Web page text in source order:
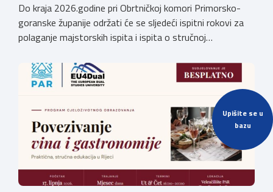
Upišite se u
bazu
Do kraja 2026.godine pri Obrtničkoj komori Primorsko-
goranske županije održati će se sljedeći ispitni rokovi za
polaganje majstorskih ispita i ispita o stručnoj
prosinac 2026. Pri Obrtničkoj komori Primorsko-goranske
županije djeluju Komisije za polaganje majstorskih ispita
za sljedeća MAJSTORSKA ZVANJA: Za pristup ispitu
potrebno je priložiti: Potvrdu o radnom iskustvu […]